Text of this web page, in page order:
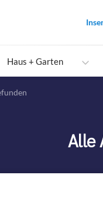
Haus + Garten
Alle